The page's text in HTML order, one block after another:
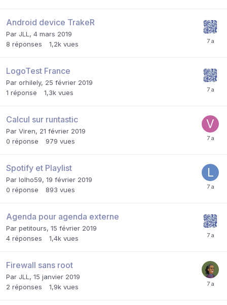
Android device TrakeR
Par JLL , 4 mars 2019
8 réponses 1,2k vues
LogoTest France
Par orhilely, 25 février 2019
1 réponse 1,3k vues
Calcul sur runtastic
Par Viren, 21 février 2019
0 réponse 979 vues
Spotify et Playlist
Par lolho59, 19 février 2019
0 réponse 893 vues
Agenda pour agenda externe
Par petitours, 15 février 2019
4 réponses 1,4k vues
Firewall sans root
Par JLL , 15 janvier 2019
2 réponses 1,9k vues